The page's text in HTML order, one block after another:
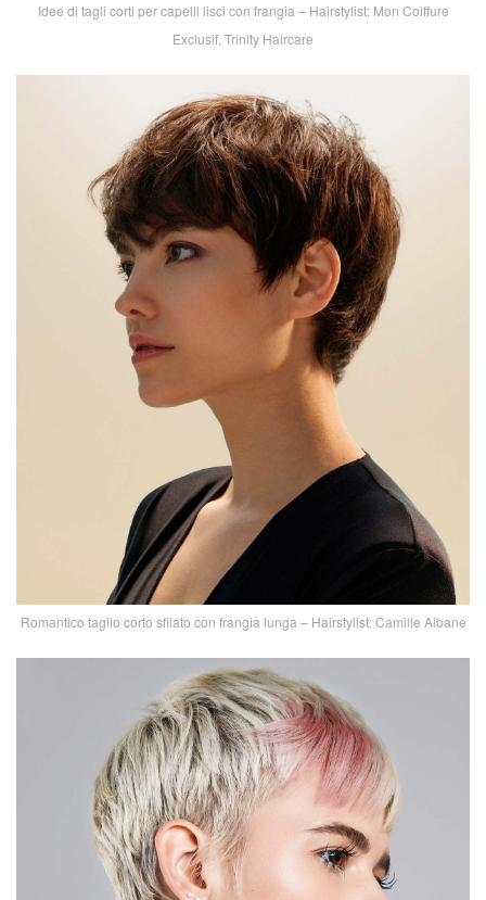
Idee di tagli corti per capelli lisci con frangia – Hairstylist: Mon Coiffure
Exclusif, Trinity Haircare
Romantico taglio corto sfilato con frangia lunga – Hairstylist: Camille Albane